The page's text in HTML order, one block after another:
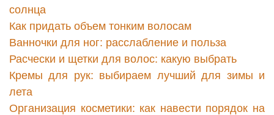
солнца
Как придать объем тонким волосам
Ванночки для ног: расслабление и польза
Расчески и щетки для волос: какую выбрать
Кремы для рук: выбираем лучший для зимы и
лета
Организация косметики: как навести порядок на